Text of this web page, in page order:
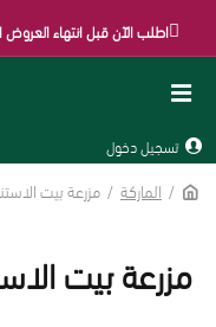
اطلب الآن قبل انتهاء العروض التي تصل ل50٪
تسجيل دخول
الماركة مزرعة بيت
مزرعة بيت